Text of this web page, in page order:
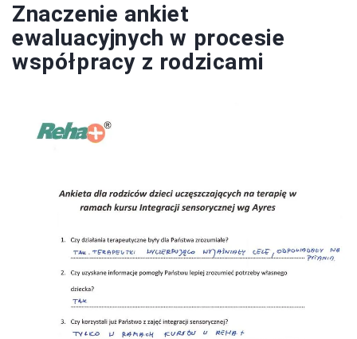
Znaczenie ankiet
ewaluacyjnych w procesie
współpracy z rodzicami